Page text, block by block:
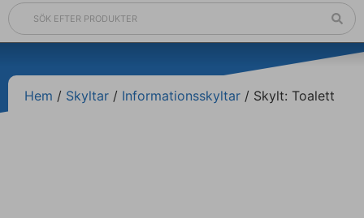
Hem / Skyltar / Informationsskyltar / Skylt: Toalett